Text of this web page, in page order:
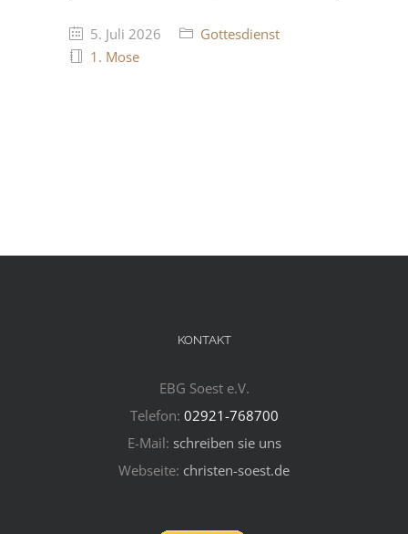
5. Juli 2026
Gottesdienst
1. Mose
KONTAKT
EBG Soest e.V.
Telefon: 02921-768700
E-Mail: schreiben sie uns
Webseite: christen-soest.de